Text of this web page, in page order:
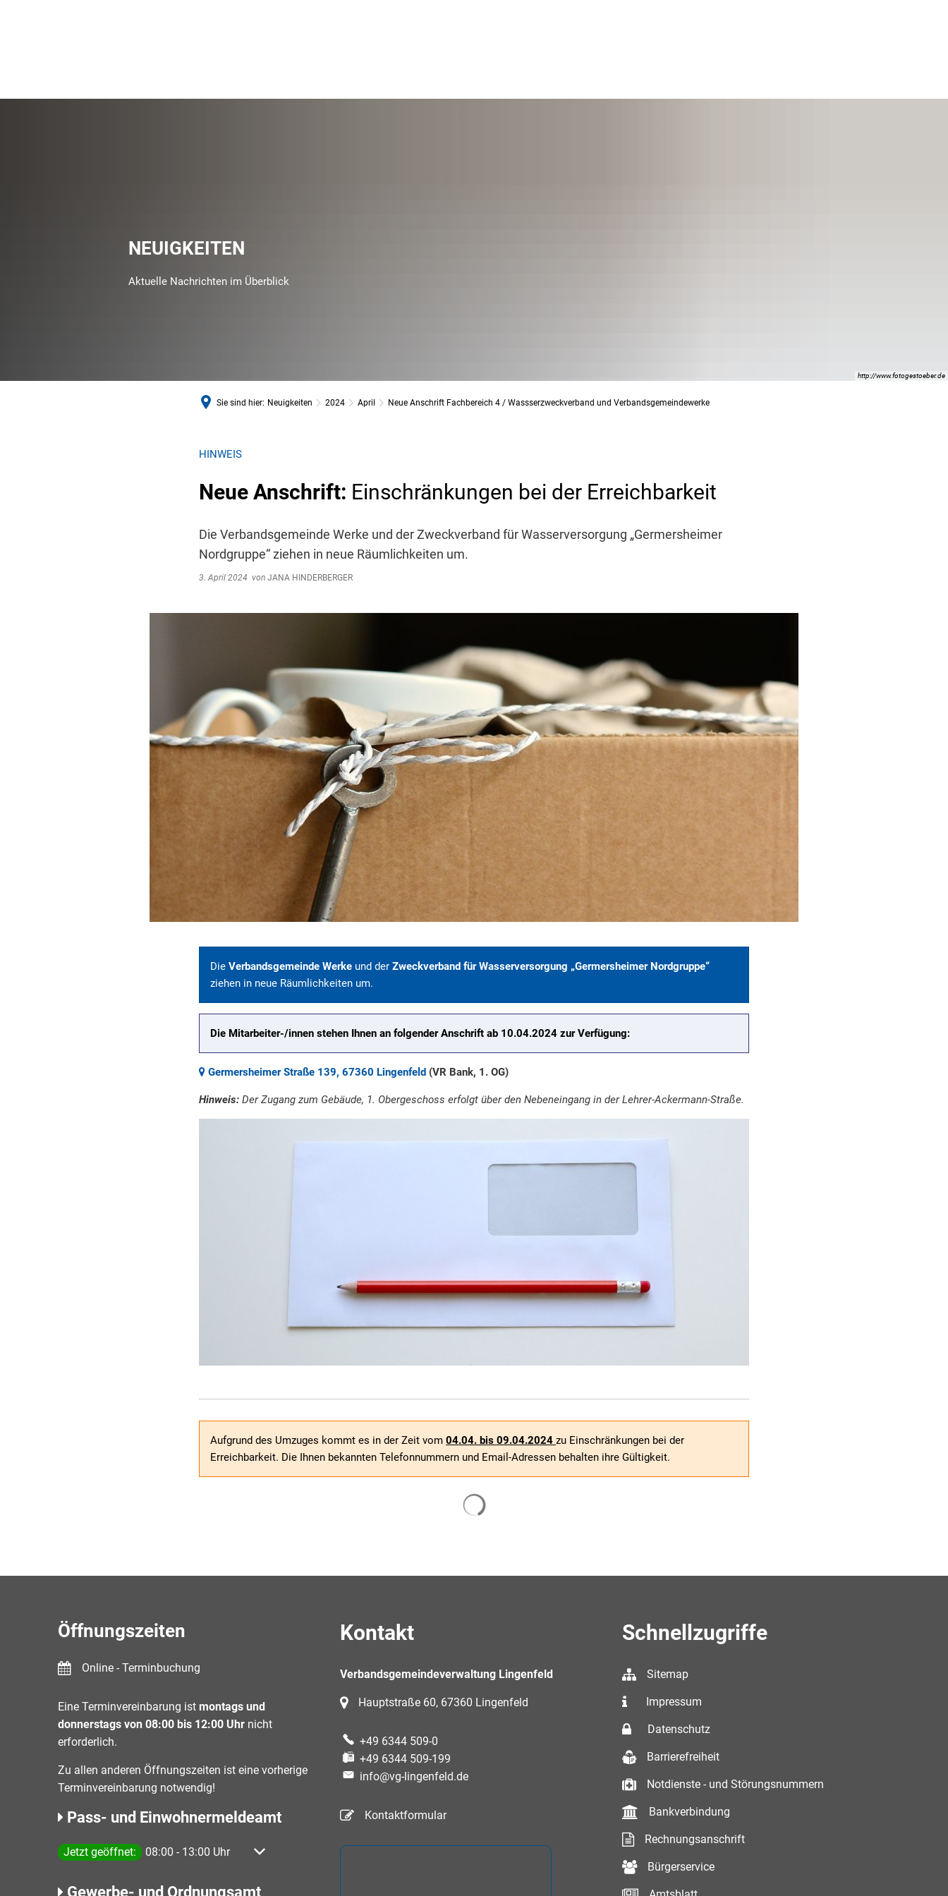
http://www.fotogestoeber.de
NEUIGKEITEN
Aktuelle Nachrichten im Überblick
Sie sind hier: Neuigkeiten 2024 April Neue Anschrift Fachbereich 4 / Wassserzweckverband und Verbandsgemeindewerke
HINWEIS
Neue Anschrift: Einschränkungen bei der Erreichbarkeit
Die Verbandsgemeinde Werke und der Zweckverband für Wasserversorgung „Germersheimer
Nordgruppe“ ziehen in neue Räumlichkeiten um.
3. April 2024 von JANA HINDERBERGER
Die Verbandsgemeinde Werke und der Zweckverband für Wasserversorgung „Germersheimer Nordgruppe“
ziehen in neue Räumlichkeiten um.
Die Mitarbeiter-/innen stehen Ihnen an folgender Anschrift ab 10.04.2024 zur Verfügung:
Germersheimer Straße 139, 67360 Lingenfeld (VR Bank, 1. OG)
Hinweis: Der Zugang zum Gebäude, 1. Obergeschoss erfolgt über den Nebeneingang in der Lehrer-Ackermann-Straße.
Aufgrund des Umzuges kommt es in der Zeit vom 04.04. bis 09.04.2024 zu Einschränkungen bei der
Erreichbarkeit. Die Ihnen bekannten Telefonnummern und Email-Adressen behalten ihre Gültigkeit.
Öffnungszeiten
Online - Terminbuchung
Eine Terminvereinbarung ist montags und
donnerstags von 08:00 bis 12:00 Uhr nicht
erforderlich.
Zu allen anderen Öffnungszeiten ist eine vorherige
Terminvereinbarung notwendig!
Pass- und Einwohnermeldeamt
Klicken, um weitere Öffnungs- oder Schließzeiten auszublenden
Jetzt geöffnet: 08:00 - 13:00 Uhr Von 08:00 bis 13:00 Uhr
Gewerbe- und Ordnungsamt
Kontakt
Verbandsgemeindeverwaltung Lingenfeld
Hauptstraße 60, 67360 Lingenfeld
+49 6344 509-0
+49 6344 509-199
info@vg-lingenfeld.de
Kontaktformular
Schnellzugriffe
Sitemap
Impressum
Datenschutz
Barrierefreiheit
Notdienste - und Störungsnummern
Bankverbindung
Rechnungsanschrift
Bürgerservice